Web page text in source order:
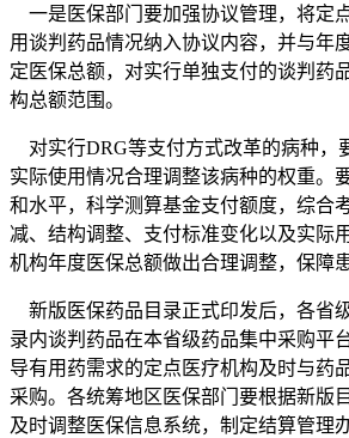
一是医保部门要加强协议管理，将定
用谈判药品情况纳入协议内容，并与年
定医保总额，对实行单独支付的谈判药
构总额范围。
对实行DRG等支付方式改革的病种，
实际使用情况合理调整该病种的权重。
和水平，科学测算基金支付额度，综合
减、结构调整、支付标准变化以及实际
机构年度医保总额做出合理调整，保障
新版医保药品目录正式印发后，各省
录内谈判药品在本省级药品集中采购平
导有用药需求的定点医疗机构及时与药
采购。各统筹地区医保部门要根据新版
及时调整医保信息系统，制定结算管理